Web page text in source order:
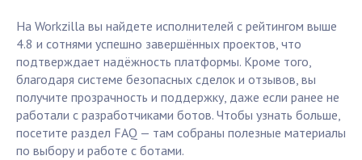
На Workzilla вы найдете исполнителей с рейтингом выше
4.8 и сотнями успешно завершённых проектов, что
подтверждает надёжность платформы. Кроме того,
благодаря системе безопасных сделок и отзывов, вы
получите прозрачность и поддержку, даже если ранее не
работали с разработчиками ботов. Чтобы узнать больше,
посетите раздел FAQ — там собраны полезные материалы
по выбору и работе с ботами.